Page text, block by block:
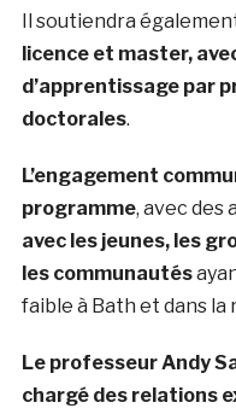
Il soutiendra
licence et master,
d’apprentissage par
doctorales.
L’engagement
programme, avec des
avec les jeunes, les
les communautés
faible à Bath et dans la
Le professeur Andy
chargé des relations